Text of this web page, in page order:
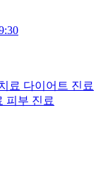
료 다이어트 진료
피부 진료